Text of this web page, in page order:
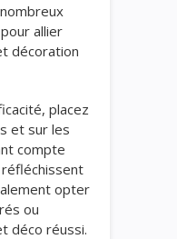
allier
décoration
placez
et sur les
compte
opter
ou
déco réussi.